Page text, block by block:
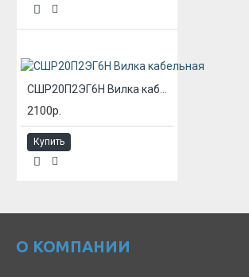
2100р.
Купить
О КОМПАНИИ